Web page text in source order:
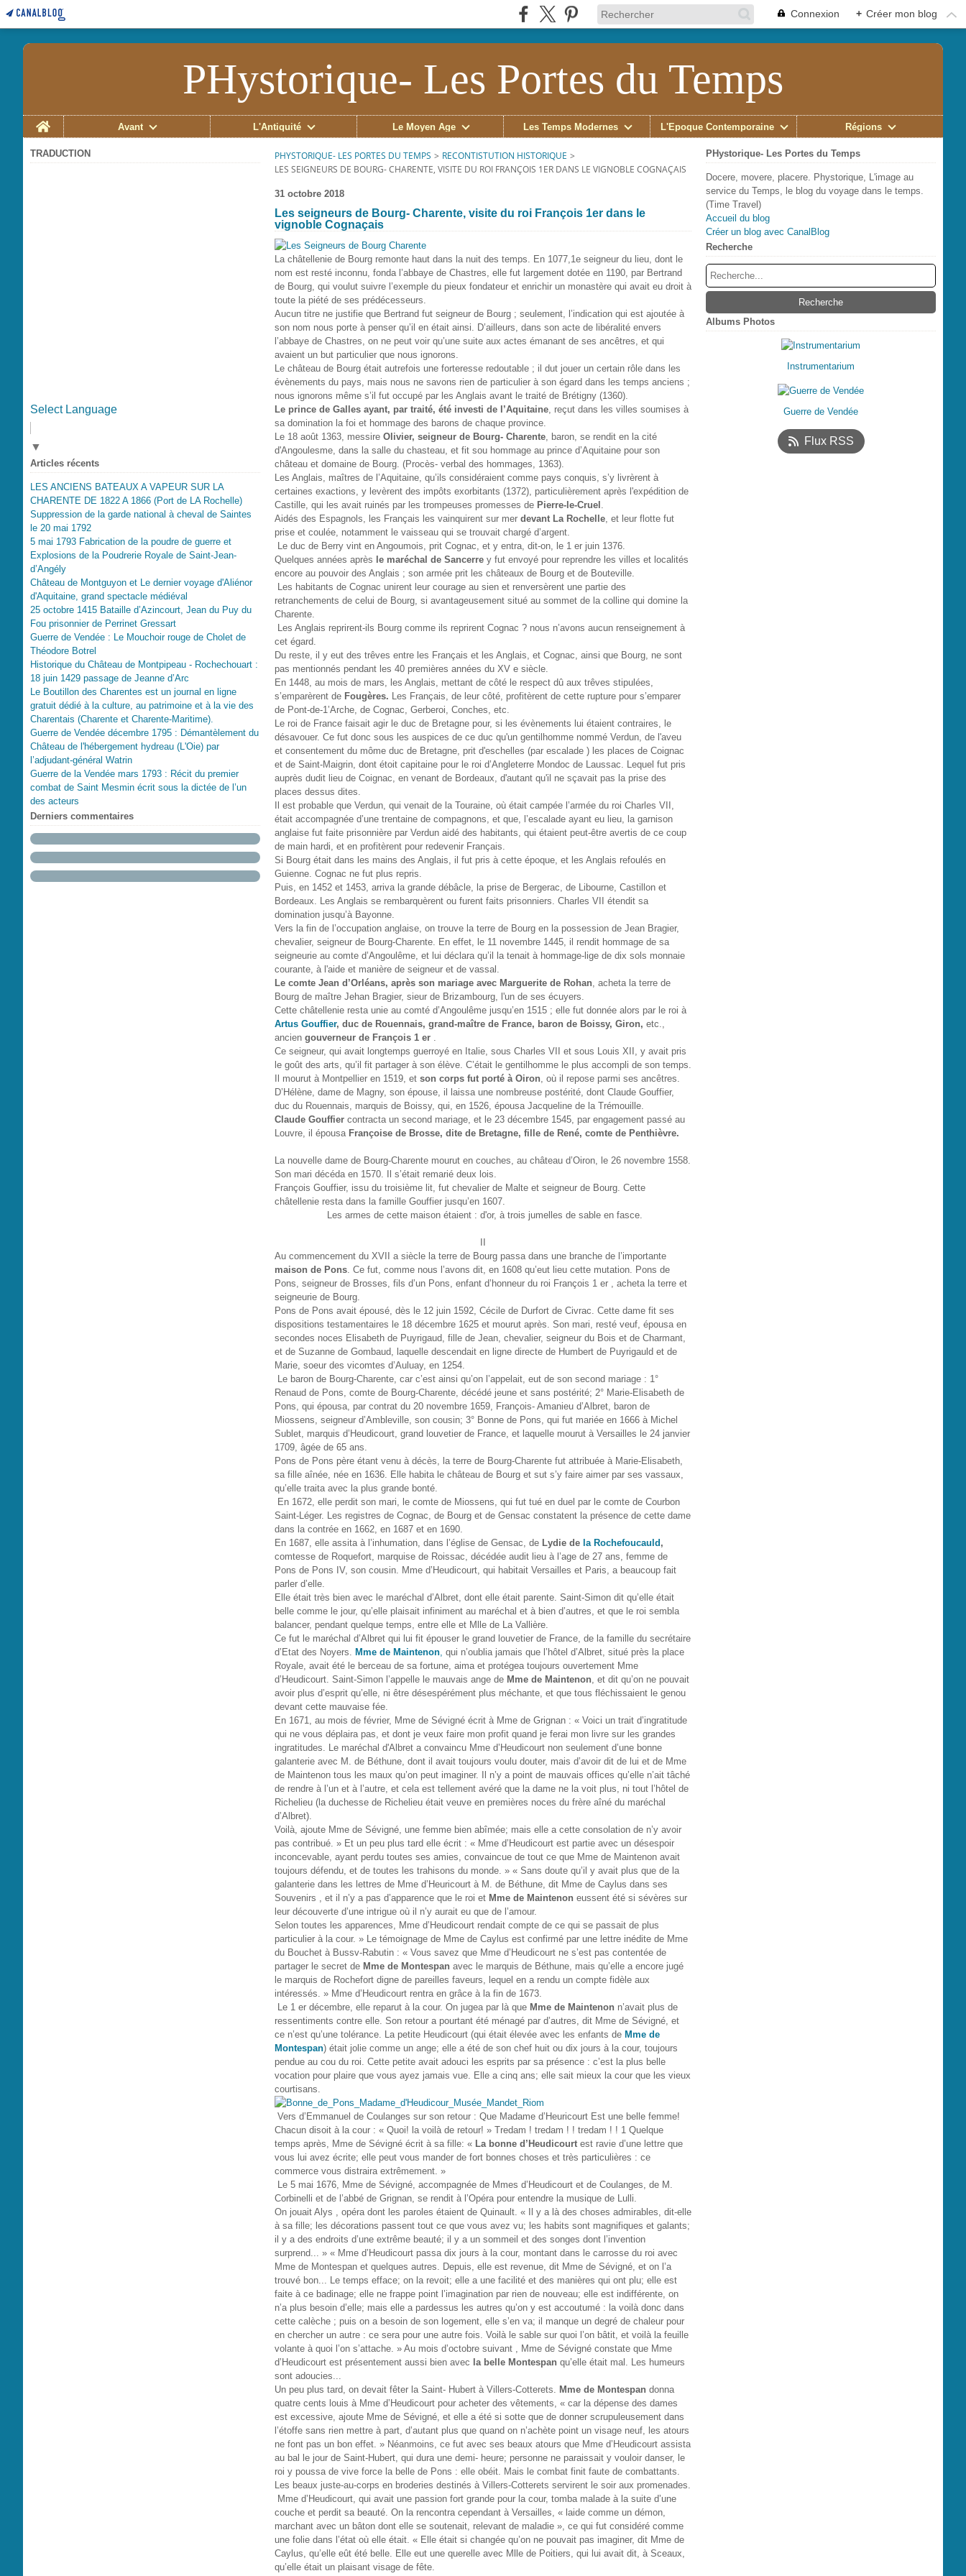
Connexion + Créer mon blog
PHystorique- Les Portes du Temps
Home
Avant L'Antiquité Le Moyen Âge Les Temps Modernes L'Époque Contemporaine Régions
TRADUCTION
Select Language
▼
Articles récents
LES ANCIENS BATEAUX A VAPEUR SUR LA
CHARENTE DE 1822 A 1866 (Port de LA Rochelle)
Suppression de la garde national à cheval de Saintes
le 20 mai 1792
5 mai 1793 Fabrication de la poudre de guerre et
Explosions de la Poudrerie Royale de Saint-Jean-
d’Angély
Château de Montguyon et Le dernier voyage d'Aliénor
d'Aquitaine, grand spectacle médiéval
25 octobre 1415 Bataille d’Azincourt, Jean du Puy du
Fou prisonnier de Perrinet Gressart
Guerre de Vendée : Le Mouchoir rouge de Cholet de
Théodore Botrel
Historique du Château de Montpipeau - Rochechouart :
18 juin 1429 passage de Jeanne d’Arc
Le Boutillon des Charentes est un journal en ligne
gratuit dédié à la culture, au patrimoine et à la vie des
Charentais (Charente et Charente-Maritime).
Guerre de Vendée décembre 1795 : Démantèlement du
Château de l'hébergement hydreau (L'Oie) par
l’adjudant-général Watrin
Guerre de la Vendée mars 1793 : Récit du premier
combat de Saint Mesmin écrit sous la dictée de l’un
des acteurs
Derniers commentaires
PHYSTORIQUE- LES PORTES DU TEMPS > RECONTISTUTION HISTORIQUE >
LES SEIGNEURS DE BOURG- CHARENTE, VISITE DU ROI FRANÇOIS 1ER DANS LE VIGNOBLE COGNAÇAIS
31 octobre 2018
Les seigneurs de Bourg- Charente, visite du roi François 1er dans le
vignoble Cognaçais
La châtellenie de Bourg remonte haut dans la nuit des temps. En 1077,1e seigneur du lieu, dont le
nom est resté inconnu, fonda l’abbaye de Chastres, elle fut largement dotée en 1190, par Bertrand
de Bourg, qui voulut suivre l’exemple du pieux fondateur et enrichir un monastère qui avait eu droit à
toute la piété de ses prédécesseurs.
Aucun titre ne justifie que Bertrand fut seigneur de Bourg ; seulement, l’indication qui est ajoutée à
son nom nous porte à penser qu’il en était ainsi. D’ailleurs, dans son acte de libéralité envers
l’abbaye de Chastres, on ne peut voir qu’une suite aux actes émanant de ses ancêtres, et qui
avaient un but particulier que nous ignorons.
Le château de Bourg était autrefois une forteresse redoutable ; il dut jouer un certain rôle dans les
évènements du pays, mais nous ne savons rien de particulier à son égard dans les temps anciens ;
nous ignorons même s’il fut occupé par les Anglais avant le traité de Brétigny (1360).
Le prince de Galles ayant, par traité, été investi de l’Aquitaine, reçut dans les villes soumises à
sa domination la foi et hommage des barons de chaque province.
Le 18 août 1363, messire Olivier, seigneur de Bourg- Charente, baron, se rendit en la cité
d'Angoulesme, dans la salle du chasteau, et fit sou hommage au prince d’Aquitaine pour son
château et domaine de Bourg. (Procès- verbal des hommages, 1363).
Les Anglais, maîtres de l’Aquitaine, qu’ils considéraient comme pays conquis, s’y livrèrent à
certaines exactions, y levèrent des impôts exorbitants (1372), particulièrement après l'expédition de
Castille, qui les avait ruinés par les trompeuses promesses de Pierre-le-Cruel .
Aidés des Espagnols, les Français les vainquirent sur mer devant La Rochelle, et leur flotte fut
prise et coulée, notamment le vaisseau qui se trouvait chargé d’argent.
Le duc de Berry vint en Angoumois, prit Cognac, et y entra, dit-on, le 1 er juin 1376.
Quelques années après le maréchal de Sancerre y fut envoyé pour reprendre les villes et localités
encore au pouvoir des Anglais ; son armée prit les châteaux de Bourg et de Bouteville.
Les habitants de Cognac unirent leur courage au sien et renversèrent une partie des
retranchements de celui de Bourg, si avantageusement situé au sommet de la colline qui domine la
Charente.
Les Anglais reprirent-ils Bourg comme ils reprirent Cognac ? nous n’avons aucun renseignement à
cet égard.
Du reste, il y eut des trêves entre les Français et les Anglais, et Cognac, ainsi que Bourg, ne sont
pas mentionnés pendant les 40 premières années du XV e siècle.
En 1448, au mois de mars, les Anglais, mettant de côté le respect dû aux trêves stipulées,
s’emparèrent de Fougères. Les Français, de leur côté, profitèrent de cette rupture pour s’emparer
de Pont-de-1’Arche, de Cognac, Gerberoi, Conches, etc.
Le roi de France faisait agir le duc de Bretagne pour, si les évènements lui étaient contraires, le
désavouer. Ce fut donc sous les auspices de ce duc qu'un gentilhomme nommé Verdun, de l'aveu
et consentement du môme duc de Bretagne, prit d'eschelles (par escalade ) les places de Coignac
et de Saint-Maigrin, dont étoit capitaine pour le roi d’Angleterre Mondoc de Laussac. Lequel fut pris
auprès dudit lieu de Coignac, en venant de Bordeaux, d'autant qu'il ne sçavait pas la prise des
places dessus dites.
Il est probable que Verdun, qui venait de la Touraine, où était campée l’armée du roi Charles VII,
était accompagnée d’une trentaine de compagnons, et que, l’escalade ayant eu lieu, la garnison
anglaise fut faite prisonnière par Verdun aidé des habitants, qui étaient peut-être avertis de ce coup
de main hardi, et en profitèrent pour redevenir Français.
Si Bourg était dans les mains des Anglais, il fut pris à cette époque, et les Anglais refoulés en
Guienne. Cognac ne fut plus repris.
Puis, en 1452 et 1453, arriva la grande débâcle, la prise de Bergerac, de Libourne, Castillon et
Bordeaux. Les Anglais se rembarquèrent ou furent faits prisonniers. Charles VII étendit sa
domination jusqu’à Bayonne.
Vers la fin de l’occupation anglaise, on trouve la terre de Bourg en la possession de Jean Bragier,
chevalier, seigneur de Bourg-Charente. En effet, le 11 novembre 1445, il rendit hommage de sa
seigneurie au comte d’Angoulême, et lui déclara qu’il la tenait à hommage-lige de dix sols monnaie
courante, à l'aide et manière de seigneur et de vassal.
Le comte Jean d’Orléans, après son mariage avec Marguerite de Rohan, acheta la terre de
Bourg de maître Jehan Bragier, sieur de Brizambourg, l'un de ses écuyers.
Cette châtellenie resta unie au comté d’Angoulême jusqu’en 1515 ; elle fut donnée alors par le roi à
Artus Gouffier, duc de Rouennais, grand-maître de France, baron de Boissy, Giron, etc.,
ancien gouverneur de François 1 er .
Ce seigneur, qui avait longtemps guerroyé en Italie, sous Charles VII et sous Louis XII, y avait pris
le goût des arts, qu’il fit partager à son élève. C’était le gentilhomme le plus accompli de son temps.
Il mourut à Montpellier en 1519, et son corps fut porté à Oiron, où il repose parmi ses ancêtres.
D’Hélène, dame de Magny, son épouse, il laissa une nombreuse postérité, dont Claude Gouffier,
duc du Rouennais, marquis de Boissy, qui, en 1526, épousa Jacqueline de la Trémouille.
Claude Gouffier contracta un second mariage, et le 23 décembre 1545, par engagement passé au
Louvre, il épousa Françoise de Brosse, dite de Bretagne, fille de René, comte de Penthièvre.
La nouvelle dame de Bourg-Charente mourut en couches, au château d’Oiron, le 26 novembre 1558.
Son mari décéda en 1570. Il s’était remarié deux lois.
François Gouffier, issu du troisième lit, fut chevalier de Malte et seigneur de Bourg. Cette
châtellenie resta dans la famille Gouffier jusqu’en 1607.
Les armes de cette maison étaient : d'or, à trois jumelles de sable en fasce.
Au commencement du XVII a siècle la terre de Bourg passa dans une branche de l’importante
maison de Pons. Ce fut, comme nous l’avons dit, en 1608 qu’eut lieu cette mutation. Pons de
Pons, seigneur de Brosses, fils d’un Pons, enfant d’honneur du roi François 1 er , acheta la terre et
seigneurie de Bourg.
Pons de Pons avait épousé, dès le 12 juin 1592, Cécile de Durfort de Civrac. Cette dame fit ses
dispositions testamentaires le 18 décembre 1625 et mourut après. Son mari, resté veuf, épousa en
secondes noces Elisabeth de Puyrigaud, fille de Jean, chevalier, seigneur du Bois et de Charmant,
et de Suzanne de Gombaud, laquelle descendait en ligne directe de Humbert de Puyrigauld et de
Marie, soeur des vicomtes d’Auluay, en 1254.
Le baron de Bourg-Charente, car c’est ainsi qu’on l’appelait, eut de son second mariage : 1°
Renaud de Pons, comte de Bourg-Charente, décédé jeune et sans postérité; 2° Marie-Elisabeth de
Pons, qui épousa, par contrat du 20 novembre 1659, François- Amanieu d’Albret, baron de
Miossens, seigneur d’Ambleville, son cousin; 3° Bonne de Pons, qui fut mariée en 1666 à Michel
Sublet, marquis d’Heudicourt, grand louvetier de France, et laquelle mourut à Versailles le 24 janvier
1709, âgée de 65 ans.
Pons de Pons père étant venu à décès, la terre de Bourg-Charente fut attribuée à Marie-Elisabeth,
sa fille aînée, née en 1636. Elle habita le château de Bourg et sut s’y faire aimer par ses vassaux,
qu’elle traita avec la plus grande bonté.
En 1672, elle perdit son mari, le comte de Miossens, qui fut tué en duel par le comte de Courbon
Saint-Léger. Les registres de Cognac, de Bourg et de Gensac constatent la présence de cette dame
dans la contrée en 1662, en 1687 et en 1690.
En 1687, elle assita à l’inhumation, dans l’église de Gensac, de Lydie de la Rochefoucauld ,
comtesse de Roquefort, marquise de Roissac, décédée audit lieu à l’age de 27 ans, femme de
Pons de Pons IV, son cousin. Mme d’Heudicourt, qui habitait Versailles et Paris, a beaucoup fait
parler d’elle.
Elle était très bien avec le maréchal d’Albret, dont elle était parente. Saint-Simon dit qu’elle était
belle comme le jour, qu’elle plaisait infiniment au maréchal et à bien d’autres, et que le roi sembla
balancer, pendant quelque temps, entre elle et Mlle de La Vallière.
Ce fut le maréchal d’Albret qui lui fit épouser le grand louvetier de France, de la famille du secrétaire
d’Etat des Noyers. Mme de Maintenon, qui n’oublia jamais que l’hôtel d’Albret, situé près la place
Royale, avait été le berceau de sa fortune, aima et protégea toujours ouvertement Mme
d’Heudicourt. Saint-Simon l’appelle le mauvais ange de Mme de Maintenon, et dit qu’on ne pouvait
avoir plus d’esprit qu’elle, ni être désespérément plus méchante, et que tous fléchissaient le genou
devant cette mauvaise fée.
En 1671, au mois de février, Mme de Sévigné écrit à Mme de Grignan : « Voici un trait d’ingratitude
qui ne vous déplaira pas, et dont je veux faire mon profit quand je ferai mon livre sur les grandes
ingratitudes. Le maréchal d'Albret a convaincu Mme d’Heudicourt non seulement d’une bonne
galanterie avec M. de Béthune, dont il avait toujours voulu douter, mais d’avoir dit de lui et de Mme
de Maintenon tous les maux qu’on peut imaginer. Il n’y a point de mauvais offices qu’elle n’ait tâché
de rendre à l’un et à l’autre, et cela est tellement avéré que la dame ne la voit plus, ni tout l’hôtel de
Richelieu (la duchesse de Richelieu était veuve en premières noces du frère aîné du maréchal
d’Albret).
Voilà, ajoute Mme de Sévigné, une femme bien abîmée; mais elle a cette consolation de n’y avoir
pas contribué. » Et un peu plus tard elle écrit : « Mme d’Heudicourt est partie avec un désespoir
inconcevable, ayant perdu toutes ses amies, convaincue de tout ce que Mme de Maintenon avait
toujours défendu, et de toutes les trahisons du monde. » « Sans doute qu’il y avait plus que de la
galanterie dans les lettres de Mme d’Heuricourt à M. de Béthune, dit Mme de Caylus dans ses
Souvenirs , et il n’y a pas d’apparence que le roi et Mme de Maintenon eussent été si sévères sur
leur découverte d’une intrigue où il n’y aurait eu que de l’amour.
Selon toutes les apparences, Mme d’Heudicourt rendait compte de ce qui se passait de plus
particulier à la cour. » Le témoignage de Mme de Caylus est confirmé par une lettre inédite de Mme
du Bouchet à Bussv-Rabutin : « Vous savez que Mme d’Heudicourt ne s’est pas contentée de
partager le secret de Mme de Montespan avec le marquis de Béthune, mais qu’elle a encore jugé
le marquis de Rochefort digne de pareilles faveurs, lequel en a rendu un compte fidèle aux
intéressés. » Mme d’Heudicourt rentra en grâce à la fin de 1673.
Le 1 er décembre, elle reparut à la cour. On jugea par là que Mme de Maintenon n’avait plus de
ressentiments contre elle. Son retour a pourtant été ménagé par d’autres, dit Mme de Sévigné, et
ce n’est qu’une tolérance. La petite Heudicourt (qui était élevée avec les enfants de Mme de
Montespan) était jolie comme un ange; elle a été de son chef huit ou dix jours à la cour, toujours
pendue au cou du roi. Cette petite avait adouci les esprits par sa présence : c’est la plus belle
vocation pour plaire que vous ayez jamais vue. Elle a cinq ans; elle sait mieux la cour que les vieux
courtisans.
Vers d’Emmanuel de Coulanges sur son retour : Que Madame d’Heuricourt Est une belle femme!
Chacun disoit à la cour : « Quoi! la voilà de retour! » Tredam ! tredam ! ! tredam ! ! 1 Quelque
temps après, Mme de Sévigné écrit à sa fille: « La bonne d’Heudicourt est ravie d’une lettre que
vous lui avez écrite; elle peut vous mander de fort bonnes choses et très particulières : ce
commerce vous distraira extrêmement. »
Le 5 mai 1676, Mme de Sévigné, accompagnée de Mmes d’Heudicourt et de Coulanges, de M.
Corbinelli et de l’abbé de Grignan, se rendit à l’Opéra pour entendre la musique de Lulli.
On jouait Alys , opéra dont les paroles étaient de Quinault. « Il y a là des choses admirables, dit-elle
à sa fille; les décorations passent tout ce que vous avez vu; les habits sont magnifiques et galants;
il y a des endroits d’une extrême beauté; il y a un sommeil et des songes dont l’invention
surprend... » « Mme d’Heudicourt passa dix jours à la cour, montant dans le carrosse du roi avec
Mme de Montespan et quelques autres. Depuis, elle est revenue, dit Mme de Sévigné, et on l’a
trouvé bon... Le temps efface; on la revoit; elle a une facilité et des manières qui ont plu; elle est
faite à ce badinage; elle ne frappe point l’imagination par rien de nouveau; elle est indifférente, on
n’a plus besoin d’elle; mais elle a pardessus les autres qu’on y est accoutumé : la voilà donc dans
cette calèche ; puis on a besoin de son logement, elle s’en va; il manque un degré de chaleur pour
en chercher un autre : ce sera pour une autre fois. Voilà le sable sur quoi l’on bâtit, et voilà la feuille
volante à quoi l’on s’attache. » Au mois d’octobre suivant , Mme de Sévigné constate que Mme
d’Heudicourt est présentement aussi bien avec la belle Montespan qu’elle était mal. Les humeurs
sont adoucies...
Un peu plus tard, on devait fêter la Saint- Hubert à Villers-Cotterets. Mme de Montespan donna
quatre cents louis à Mme d’Heudicourt pour acheter des vêtements, « car la dépense des dames
est excessive, ajoute Mme de Sévigné, et elle a été si sotte que de donner scrupuleusement dans
l’étoffe sans rien mettre à part, d’autant plus que quand on n’achète point un visage neuf, les atours
ne font pas un bon effet. » Néanmoins, ce fut avec ses beaux atours que Mme d’Heudicourt assista
au bal le jour de Saint-Hubert, qui dura une demi- heure; personne ne paraissait y vouloir danser, le
roi y poussa de vive force la belle de Pons : elle obéit. Mais le combat finit faute de combattants.
Les beaux juste-au-corps en broderies destinés à Villers-Cotterets servirent le soir aux promenades.
Mme d’Heudicourt, qui avait une passion fort grande pour la cour, tomba malade à la suite d’une
couche et perdit sa beauté. On la rencontra cependant à Versailles, « laide comme un démon,
marchant avec un bâton dont elle se soutenait, relevant de maladie », ce qui fut considéré comme
une folie dans l’état où elle était. « Elle était si changée qu’on ne pouvait pas imaginer, dit Mme de
Caylus, qu’elle eût été belle. Elle eut une querelle avec Mlle de Poitiers, qui lui avait dit, à Sceaux,
qu’elle était un plaisant visage de fête.
PHystorique- Les Portes du Temps
Docere, movere, placere. Phystorique, L'image au
service du Temps, le blog du voyage dans le temps.
(Time Travel)
Accueil du blog
Créer un blog avec CanalBlog
Recherche
Albums Photos
Instrumentarium
Guerre de Vendée
Flux RSS